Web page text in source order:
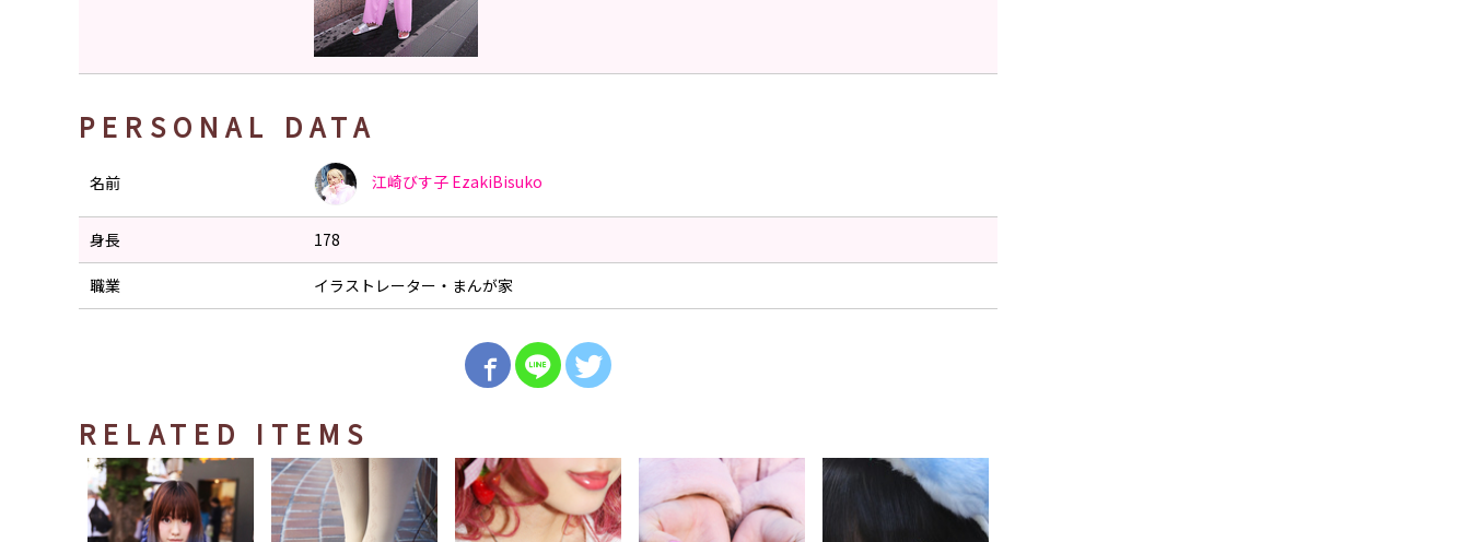
PERSONAL DATA
名前 江崎びす子 EzakiBisuko
身長 178
職業 イラストレーター・まんが家
RELATED ITEMS